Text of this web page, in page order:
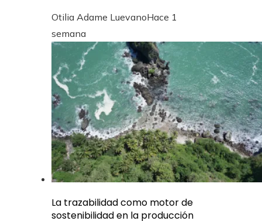
Otilia Adame LuevanoHace 1
semana
La trazabilidad como motor de
sostenibilidad en la producción